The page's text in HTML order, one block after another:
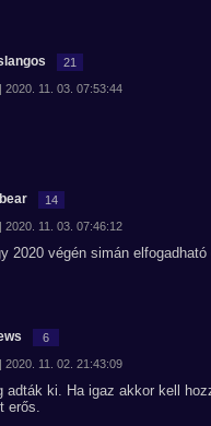
21
2020. 11. 03. 07:53:44
14
2020. 11. 03. 07:46:12
2020 végén simán elfogadható
6
2020. 11. 02. 21:43:09
adták ki. Ha igaz akkor kell
erős.